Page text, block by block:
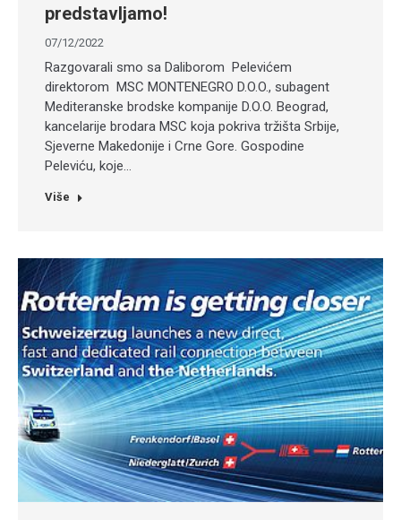
predstavljamo!
07/12/2022
Razgovarali smo sa Daliborom Pelevićem
direktorom MSC MONTENEGRO D.O.O., subagent
Mediteranske brodske kompanije D.O.O. Beograd,
kancelarije brodara MSC koja pokriva tržišta Srbije,
Sjeverne Makedonije i Crne Gore. Gospodine
Peleviću, koje…
Više